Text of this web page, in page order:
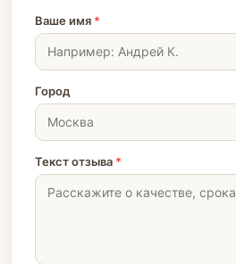
Ваше имя *
Город
Текст отзыва *